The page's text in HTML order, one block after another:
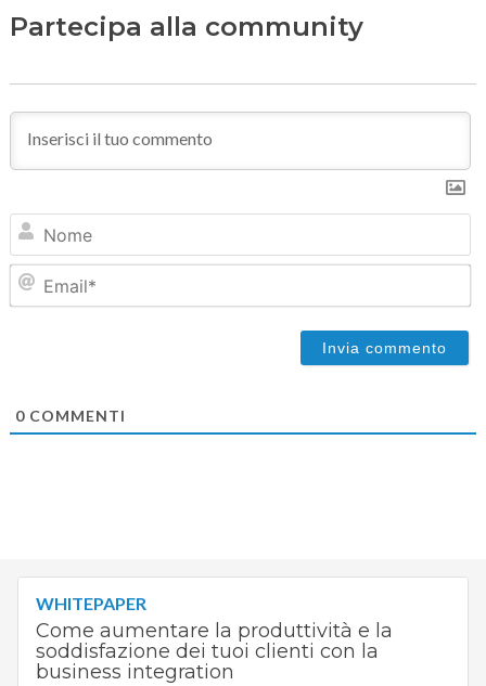
Partecipa alla community
0COMMENTI
WHITEPAPER
Come aumentare la produttività e la
soddisfazione dei tuoi clienti con la
business integration